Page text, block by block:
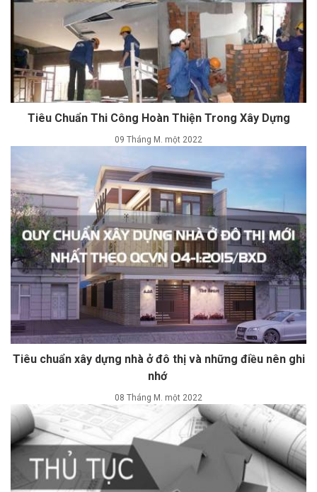
Tiêu Chuẩn Thi Công Hoàn Thiện Trong Xây Dựng
09 Tháng M. một 2022
Tiêu chuẩn xây dựng nhà ở đô thị và những điều nên ghi
nhớ
08 Tháng M. một 2022